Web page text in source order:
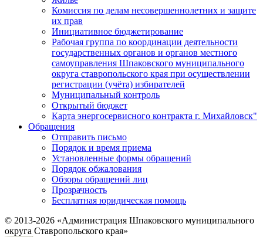
Комиссия по делам несовершеннолетних и защите
их прав
Инициативное бюджетирование
Рабочая группа по координации деятельности
государственных органов и органов местного
самоуправления Шпаковского муниципального
округа ставропольского края при осуществлении
регистрации (учёта) избирателей
Муниципальный контроль
Открытый бюджет
Карта энергосервисного контракта г. Михайловск"
Обращения
Отправить письмо
Порядок и время приема
Установленные формы обращений
Порядок обжалования
Обзоры обращений лиц
Прозрачность
Бесплатная юридическая помощь
© 2013-2026 «Администрация Шпаковского муниципального
округа Ставропольского края»